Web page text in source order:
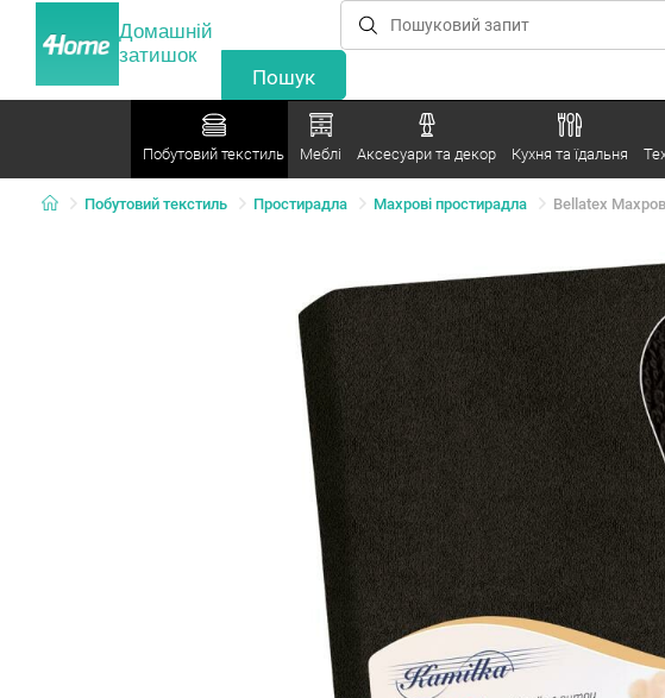
Домашній
затишок
Побутовий текстиль Меблі Аксесуари та декор Кухня та їдальня
Побутовий текстиль Простирадла Махрові простирадла Bellatex